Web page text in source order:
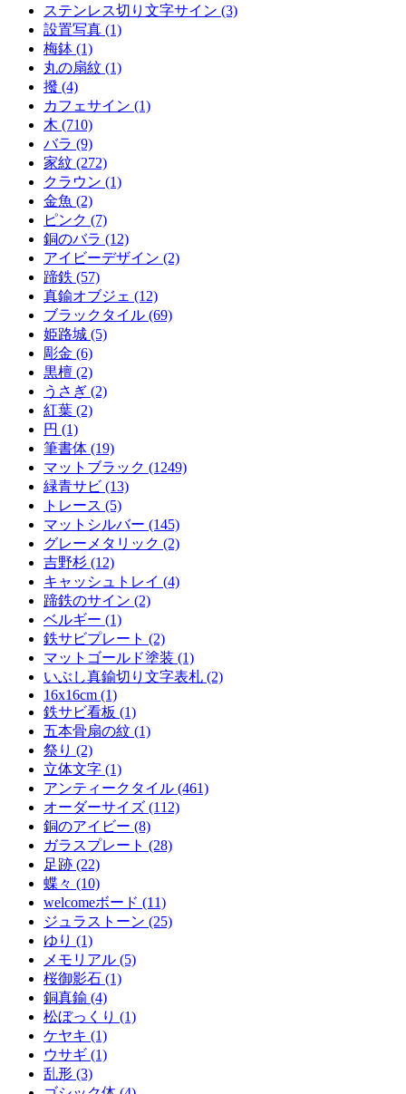
ステンレス切り文字サイン (3)
設置写真 (1)
梅鉢 (1)
丸の扇紋 (1)
撥 (4)
カフェサイン (1)
木 (710)
バラ (9)
家紋 (272)
クラウン (1)
金魚 (2)
ピンク (7)
銅のバラ (12)
アイビーデザイン (2)
蹄鉄 (57)
真鍮オブジェ (12)
ブラックタイル (69)
姫路城 (5)
彫金 (6)
黒檀 (2)
うさぎ (2)
紅葉 (2)
円 (1)
筆書体 (19)
マットブラック (1249)
緑青サビ (13)
トレース (5)
マットシルバー (145)
グレーメタリック (2)
吉野杉 (12)
キャッシュトレイ (4)
蹄鉄のサイン (2)
ベルギー (1)
鉄サビプレート (2)
マットゴールド塗装 (1)
いぶし真鍮切り文字表札 (2)
16x16cm (1)
鉄サビ看板 (1)
五本骨扇の紋 (1)
祭り (2)
立体文字 (1)
アンティークタイル (461)
オーダーサイズ (112)
銅のアイビー (8)
ガラスプレート (28)
足跡 (22)
蝶々 (10)
welcomeボード (11)
ジュラストーン (25)
ゆり (1)
メモリアル (5)
桜御影石 (1)
銅真鍮 (4)
松ぼっくり (1)
ケヤキ (1)
ウサギ (1)
乱形 (3)